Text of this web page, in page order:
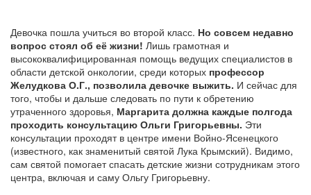
Девочка пошла учиться во второй класс. Но совсем недавно
вопрос стоял об её жизни! Лишь грамотная и
высококвалифицированная помощь ведущих специалистов в
области детской онкологии, среди которых профессор
Желудкова О.Г., позволила девочке выжить. И сейчас для
того, чтобы и дальше следовать по пути к обретению
утраченного здоровья, Маргарита должна каждые полгода
проходить консультацию Ольги Григорьевны. Эти
консультации проходят в центре имени Войно-Ясенецкого
(известного, как знаменитый святой Лука Крымский). Видимо,
сам святой помогает спасать детские жизни сотрудникам этого
центра, включая и саму Ольгу Григорьевну.